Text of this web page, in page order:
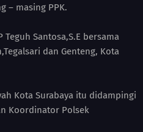
– masing PPK.
Santosa,S.E bersama
dan Genteng, Kota
Kota Surabaya itu didampingi
Koordinator Polsek